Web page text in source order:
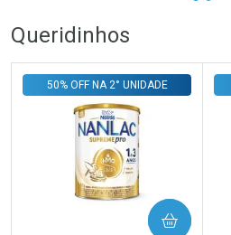
Queridinhos
50% OFF NA 2° UNIDADE
COMPRAR